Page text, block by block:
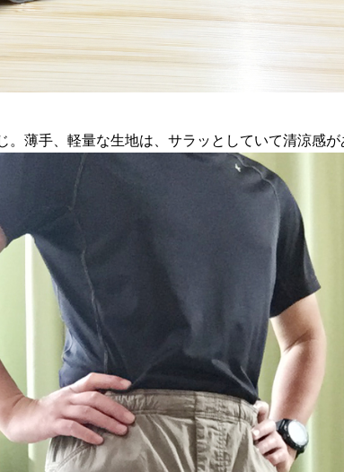
。薄手、軽量な生地は、サラッとしていて清涼感が